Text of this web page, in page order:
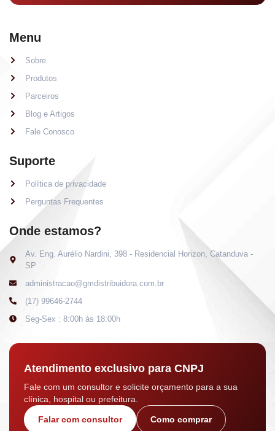
Menu
Sobre
Produtos
Parceiros
Blog e Artigos
Fale Conosco
Suporte
Política de privacidade
Perguntas Frequentes
Onde estamos?
Av. Eng. Aurélio Nardini, 398 - Residencial Horizon, Catanduva -
SP
administracao@gmdistribuidora.com.br
(17) 99646-2744
Seg-Sex : 8:00h às 18:00h
Atendimento exclusivo para CNPJ
Fale com um consultor e solicite orçamento para a sua
clínica, hospital ou prefeitura.
Falar com consultor Como comprar